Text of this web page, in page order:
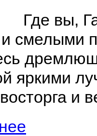
смелыми
яркими
и